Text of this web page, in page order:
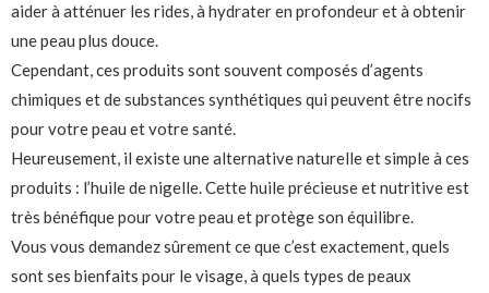
aider à atténuer les rides, à hydrater en profondeur et à obtenir
une peau plus douce.
Cependant, ces produits sont souvent composés d’agents
chimiques et de substances synthétiques qui peuvent être nocifs
pour votre peau et votre santé.
Heureusement, il existe une alternative naturelle et simple à ces
produits : l’huile de nigelle. Cette huile précieuse et nutritive est
très bénéfique pour votre peau et protège son équilibre.
Vous vous demandez sûrement ce que c’est exactement, quels
sont ses bienfaits pour le visage, à quels types de peaux